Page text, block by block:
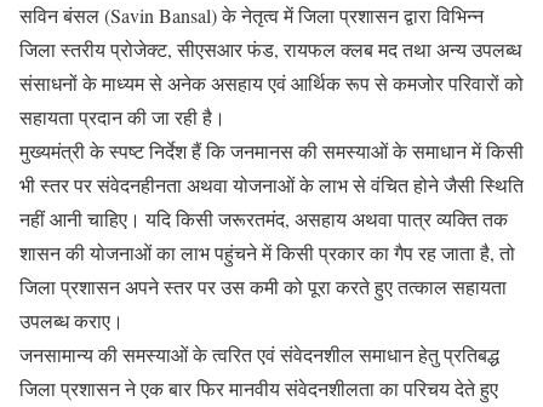
सविन बंसल (Savin Bansal) के नेतृत्व में जिला प्रशासन द्वारा विभिन्न
जिला स्तरीय प्रोजेक्ट, सीएसआर फंड, रायफल क्लब मद तथा अन्य उपलब्ध
संसाधनों के माध्यम से अनेक असहाय एवं आर्थिक रूप से कमजोर परिवारों को
सहायता प्रदान की जा रही है।
मुख्यमंत्री के स्पष्ट निर्देश हैं कि जनमानस की समस्याओं के समाधान में किसी
भी स्तर पर संवेदनहीनता अथवा योजनाओं के लाभ से वंचित होने जैसी स्थिति
नहीं आनी चाहिए। यदि किसी जरूरतमंद, असहाय अथवा पात्र व्यक्ति तक
शासन की योजनाओं का लाभ पहुंचने में किसी प्रकार का गैप रह जाता है, तो
जिला प्रशासन अपने स्तर पर उस कमी को पूरा करते हुए तत्काल सहायता
उपलब्ध कराए।
जनसामान्य की समस्याओं के त्वरित एवं संवेदनशील समाधान हेतु प्रतिबद्ध
जिला प्रशासन ने एक बार फिर मानवीय संवेदनशीलता का परिचय देते हुए